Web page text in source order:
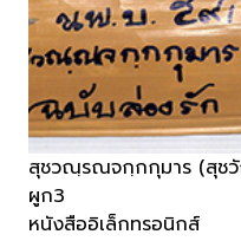
สุชวณฺรณจกฺกกุมาร (สุช
ผูก3
หนังสืออิเล็กทรอนิกส์